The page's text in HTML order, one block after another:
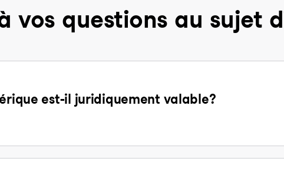
vos questions au sujet
est-il juridiquement valable?